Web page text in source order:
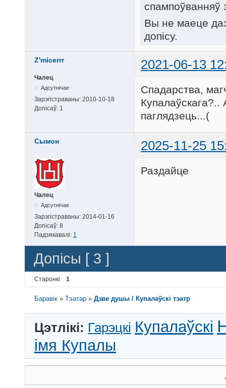
Вы не маеце
допісу.
Z'micerrr 2021-06-13
Чалец
Адсутнічае
Зарэгістраваны: 2010-10-18
Допісаў: 1
Спадарства,
Купалаўскага?..
паглядзець...(
Сымон 2025-11-25
Чалец
Адсутнічае
Зарэгістраваны: 2014-01-16
Допісаў: 8
Падзякавалі: 1
Раздайце
Допісы [ 3 ]
Старонкі 1
Баравік »Тэатар »Дзве душы / Купалаўскі тэатр
Цэтлікі: Гарэцкі Купалаўскі
імя Купалы